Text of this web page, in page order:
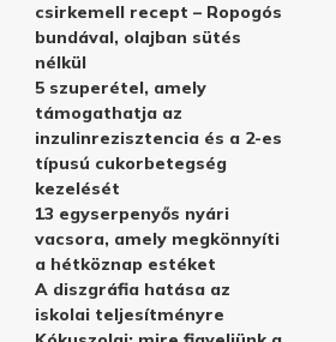
csirkemell recept – Ropogós
bundával, olajban sütés
nélkül
5 szuperétel, amely
támogathatja az
inzulinrezisztencia és a 2-es
típusú cukorbetegség
kezelését
13 egyserpenyős nyári
vacsora, amely megkönnyíti
a hétköznap estéket
A diszgráfia hatása az
iskolai teljesítményre